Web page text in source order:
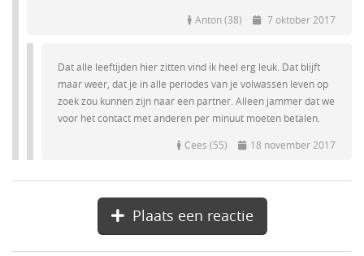
Anton (38) 7 oktober 2017
Dat alle leeftijden hier zitten vind ik heel erg leuk. Dat blijft
maar weer, dat je in alle periodes van je volwassen leven op
zoek zou kunnen zijn naar een partner. Alleen jammer dat we
voor het contact met anderen per minuut moeten betalen.
Cees (55) 18 november 2017
Plaats een reactie